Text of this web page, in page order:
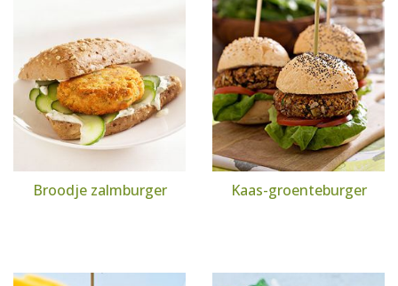
Broodje zalmburger Kaas-groenteburger